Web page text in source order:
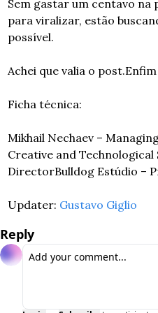
Sem gastar um centavo na
para viralizar, estão
possível.
Achei que valia o post.
Ficha técnica:
Mikhail Nechaev –
Creative and
DirectorBulldog Estúdio –
Updater: Gustavo Giglio
Reply